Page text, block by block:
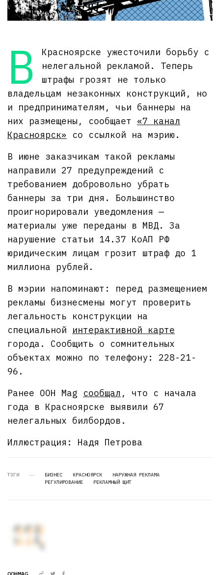
В
Красноярске ужесточили борьбу с
нелегальной рекламой. Теперь
штрафы грозят не только
владельцам незаконных конструкций, но
и предпринимателям, чьи баннеры на
них размещены, сообщает «7 канал
Красноярск» со ссылкой на мэрию.
В июне заказчикам такой рекламы
направили 27 предупреждений с
требованием добровольно убрать
баннеры за три дня. Большинство
проигнорировали уведомления —
материалы уже переданы в МВД. За
нарушение статьи 14.37 КоАП РФ
юридическим лицам грозит штраф до 1
миллиона рублей.
В мэрии напоминают: перед размещением
рекламы бизнесмены могут проверить
легальность конструкции на
специальной интерактивной карте
города. Сообщить о сомнительных
объектах можно по телефону: 228-21-
96.
Ранее OOH Mag сообщал , что с начала
года в Красноярске выявили 67
нелегальных билбордов.
Иллюстрация: Надя Петрова
ТЭГИ БИЗНЕС КРАСНОЯРСК
НАРУЖНАЯ РЕКЛАМА
РЕГУЛИРОВАНИЕ
РЕКЛАМНЫЙ ЩИТ